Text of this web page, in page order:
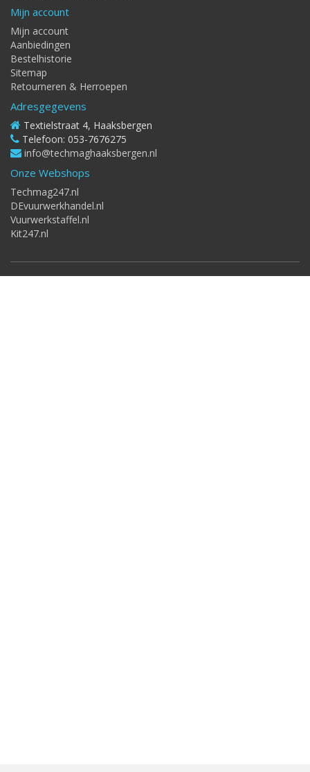
Mijn account
Mijn account
Aanbiedingen
Bestelhistorie
Sitemap
Retourneren & Herroepen
Adresgegevens
Textielstraat 4, Haaksbergen
Telefoon: 053-7676275
info@techmaghaaksbergen.nl
Onze Webshops
Techmag247.nl
DEvuurwerkhandel.nl
Vuurwerkstaffel.nl
Kit247.nl